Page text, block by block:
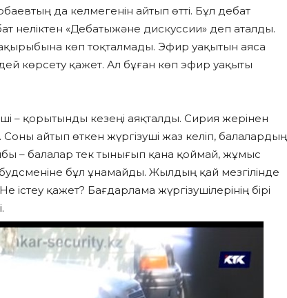
да келмегенін айтып өтті. Бұл дебат
неліктен «Дебатыжәне дискуссии» деп аталды.
көп тоқталмады. Эфир уақытын аяса
көрсету қажет. Ал бұған көп эфир уақыты
– қорытынды кезеңі аяқталды. Сирия жерінен
айтып өткен жүргізуші жаз келіп, балалардың
– балалар тек тынығып қана қоймай, жұмыс
бұл ұнамайды. Жылдың қай мезгілінде
қажет? Бағдарлама жүргізушілерінің бірі